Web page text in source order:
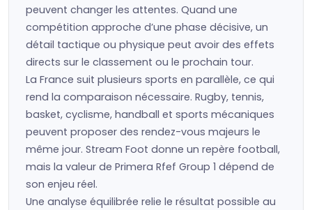
peuvent changer les attentes. Quand une
compétition approche d’une phase décisive, un
détail tactique ou physique peut avoir des effets
directs sur le classement ou le prochain tour.
La France suit plusieurs sports en parallèle, ce qui
rend la comparaison nécessaire. Rugby, tennis,
basket, cyclisme, handball et sports mécaniques
peuvent proposer des rendez-vous majeurs le
même jour. Stream Foot donne un repère football,
mais la valeur de Primera Rfef Group 1 dépend de
son enjeu réel.
Une analyse équilibrée relie le résultat possible au